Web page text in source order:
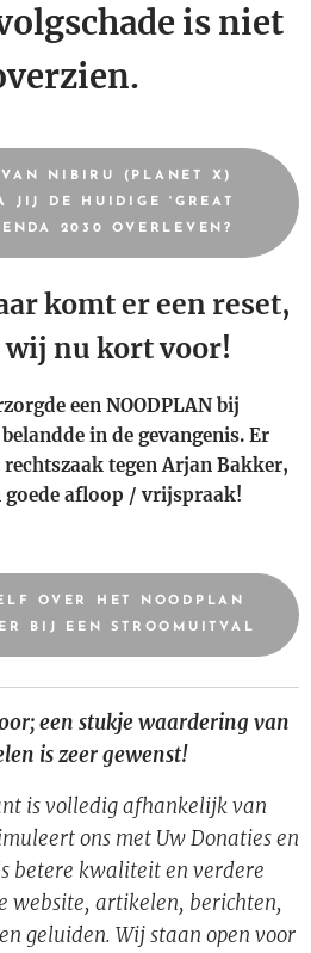
is niet
NIBIRU (PLANET X)
JIJ DE HUIDIGE 'GREAT
2030 OVERLEVEN?
komt er een reset,
wij nu kort voor!
een NOODPLAN bij
in de gevangenis. Er
tegen Arjan Bakker,
goede afloop / vrijspraak!
OVER HET NOODPLAN
BIJ EEN STROOMUITVAL
een stukje waardering van
is zeer gewenst!
is volledig afhankelijk van
ons met Uw Donaties en
betere kwaliteit en verdere
website, artikelen, berichten,
geluiden. Wij staan open voor